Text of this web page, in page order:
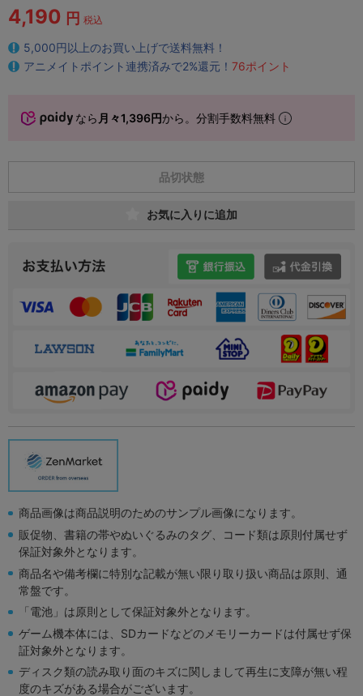
4,190 円 税込
5,000円以上のお買い上げで送料無料！
アニメイトポイント連携済みで2%還元！ 76ポイント
なら 月々1,396円から。分割手数料無料
品切状態
お気に入りに追加
商品画像は商品説明のためのサンプル画像になります。
販促物、書籍の帯やぬいぐるみのタグ、コード類は原則付属せず
保証対象外となります。
商品名や備考欄に特別な記載が無い限り取り扱い商品は原則、通
常盤です。
「電池」は原則として保証対象外となります。
ゲーム機本体には、SDカードなどのメモリーカードは付属せず保
証対象外となります。
ディスク類の読み取り面のキズに関しまして再生に支障が無い程
度のキズがある場合がございます。